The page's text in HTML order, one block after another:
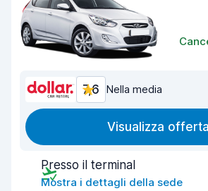
7,6 Nella media
Visualizza offerta
Presso il terminal
Mostra i dettagli della sede